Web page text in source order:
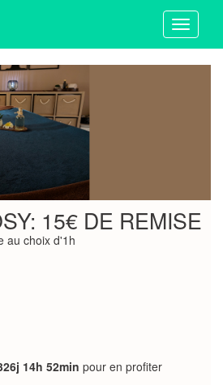
Toggle
15€ DE REMISE
au choix d'1h
14h 52min pour en profiter